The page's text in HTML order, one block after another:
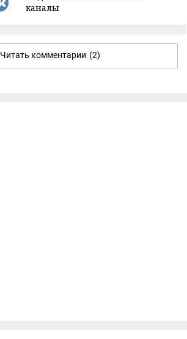
каналы
Читать комментарии (2)